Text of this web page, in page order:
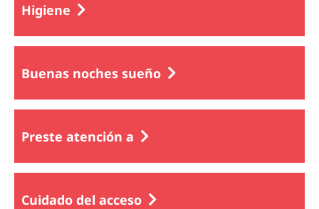
Higiene
Buenas noches sueño
Preste atención a
Cuidado del acceso